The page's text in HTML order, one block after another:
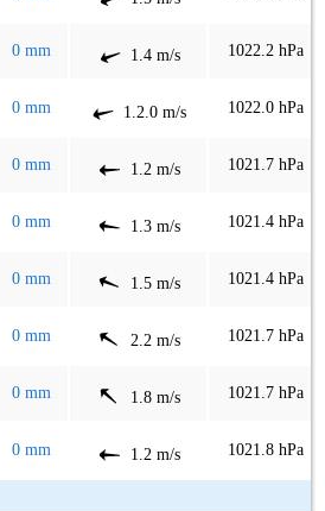
0 mm 1.4 m/s 1022.2 hPa
0 mm 1.2.0 m/s 1022.0 hPa
0 mm 1.2 m/s 1021.7 hPa
0 mm 1.3 m/s 1021.4 hPa
0 mm 1.5 m/s 1021.4 hPa
0 mm 2.2 m/s 1021.7 hPa
0 mm 1.8 m/s 1021.7 hPa
0 mm 1.2 m/s 1021.8 hPa